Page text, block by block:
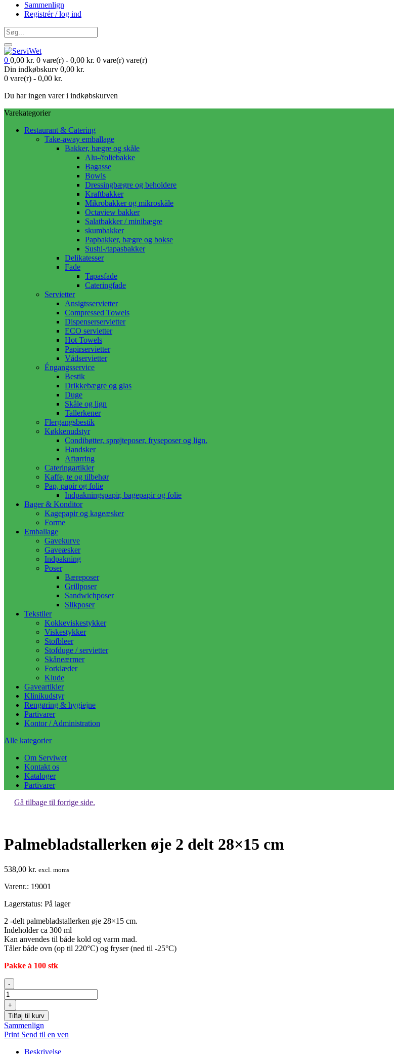
Sammenlign
Registrér / log ind
0 0,00 kr. 0 vare(r) - 0,00 kr. 0 vare(r) vare(r)
Din indkøbskurv 0,00 kr.
0 vare(r) - 0,00 kr.
Du har ingen varer i indkøbskurven
Varekategorier
Restaurant & Catering
Take-away emballage
Bakker, bægre og skåle
Alu-/foliebakke
Bagasse
Bowls
Dressingbægre og beholdere
Kraftbakker
Mikrobakker og mikroskåle
Octaview bakker
Salatbakker / minibægre
skumbakker
Papbakker, bægre og bokse
Sushi-/tapasbakker
Delikatesser
Fade
Tapasfade
Cateringfade
Servietter
Ansigtsservietter
Compressed Towels
Dispenserservietter
ECO servietter
Hot Towels
Papirservietter
Vådservietter
Éngangsservice
Bestik
Drikkebægre og glas
Duge
Skåle og lign
Tallerkener
Flergangsbestik
Køkkenudstyr
Condibøtter, sprøjteposer, fryseposer og lign.
Handsker
Aftørring
Cateringartikler
Kaffe, te og tilbehør
Pap, papir og folie
Indpakningspapir, bagepapir og folie
Bager & Konditor
Kagepapir og kageæsker
Forme
Emballage
Gavekurve
Gaveæsker
Indpakning
Poser
Bæreposer
Grillposer
Sandwichposer
Slikposer
Tekstiler
Kokkeviskestykker
Viskestykker
Stofbleer
Stofduge / servietter
Skåneærmer
Forklæder
Klude
Gaveartikler
Klinikudstyr
Rengøring & hygiejne
Partivarer
Kontor / Administration
Alle kategorier
Om Serviwet
Kontakt os
Kataloger
Partivarer
Gå tilbage til forrige side.
Palmebladstallerken øje 2 delt 28×15 cm
538,00 kr. excl. moms
Varenr.: 19001
Lagerstatus: På lager
2 -delt palmebladstallerken øje 28×15 cm.
Indeholder ca 300 ml
Kan anvendes til både kold og varm mad.
Tåler både ovn (op til 220°C) og fryser (ned til -25°C)
Pakke á 100 stk
Palmebladstallerken
øje
2
delt
28x15
cm
antal
-
+
Tilføj til kurv
Sammenlign
Print Send til en ven
Beskrivelse